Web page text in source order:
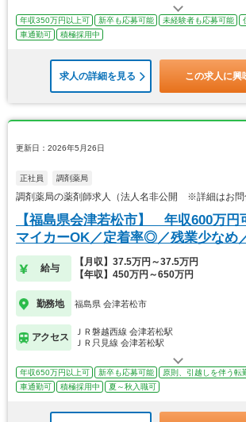
年収350万円以上可 新卒も応募可能 未経験者も応募可能
車通勤可
積極採用中
求人の詳細を見る この求人に興
更新日：2026年5月26日
正社員 調剤薬局
調剤薬局の薬剤師求人（法人名非公開 ※詳細はお問
【福島県会津若松市】 年収600万円
マイカーOK／定着率◎／残業少なめ
給与
【月収】37.5万円～37.5万円
【年収】450万円～650万円
勤務地 福島県 会津若松市
アクセス
ＪＲ磐越西線 会津若松駅
ＪＲ只見線 会津若松駅
年収650万円以上可 新卒も応募可能 原則、引越しを伴う転
車通勤可
積極採用中 夏～秋入職可